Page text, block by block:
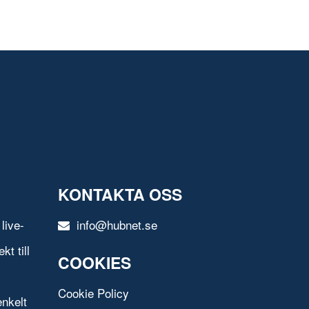
till
KONTAKTA OSS
info@hubnet.se
COOKIES
Cookie Policy